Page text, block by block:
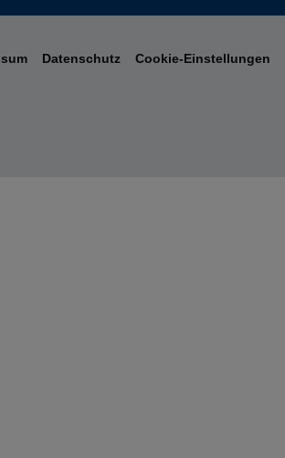
Datenschutz Cookie-Einstellungen